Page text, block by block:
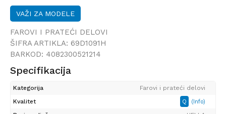
VAŽI ZA MODELE
FAROVI I PRATEĆI DELOVI
ŠIFRA ARTIKLA: 69D1091H
BARKOD: 4082300521214
Specifikacija
Kategorija
Farovi i prateći delovi
Kvalitet
Q (Info)